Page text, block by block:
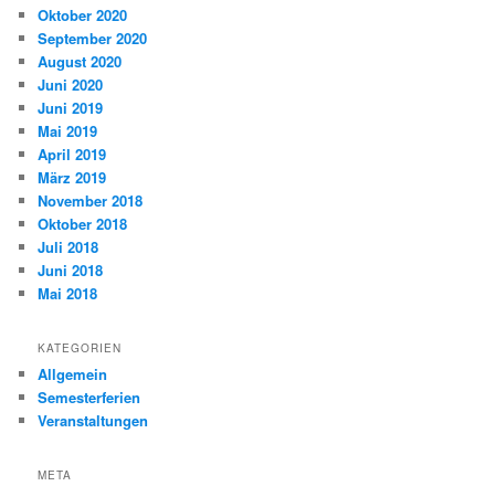
Oktober 2020
September 2020
August 2020
Juni 2020
Juni 2019
Mai 2019
April 2019
März 2019
November 2018
Oktober 2018
Juli 2018
Juni 2018
Mai 2018
KATEGORIEN
Allgemein
Semesterferien
Veranstaltungen
META